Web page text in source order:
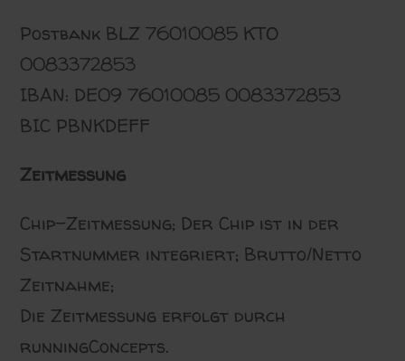
Postbank BLZ 76010085 KTO
0083372853
IBAN: DE09 76010085 0083372853
BIC PBNKDEFF
Zeitmessung
Chip-Zeitmessung; Der Chip ist in der
Startnummer integriert; Brutto/Netto
Zeitnahme;
Die Zeitmessung erfolgt durch
runningConcepts.